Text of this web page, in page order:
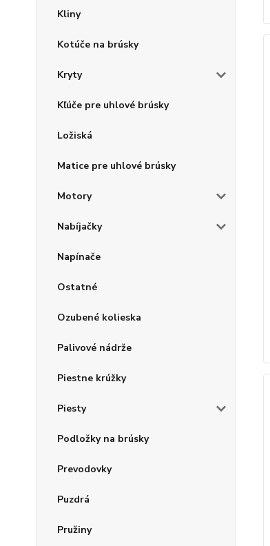
Kliny
Kotúče na brúsky
Kryty
Kľúče pre uhlové brúsky
Ložiská
Matice pre uhlové brúsky
Motory
Nabíjačky
Napínače
Ostatné
Ozubené kolieska
Palivové nádrže
Piestne krúžky
Piesty
Podložky na brúsky
Prevodovky
Puzdrá
Pružiny